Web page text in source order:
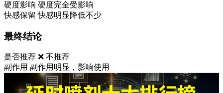
硬度影响 硬度完全受影响
快感保留 快感明显降低不少
最终结论
是否推荐 ❌ 不推荐
副作用 副作用明显，影响使用